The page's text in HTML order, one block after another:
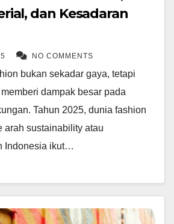
dan Kesadaran
NO COMMENTS
bukan sekadar gaya, tetapi
dampak besar pada
Tahun 2025, dunia fashion
arah sustainability atau
Indonesia ikut…